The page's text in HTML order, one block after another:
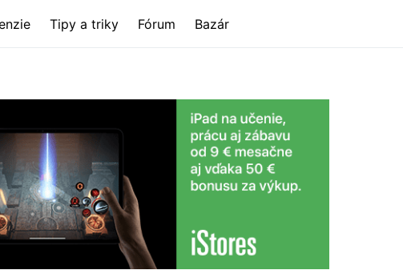
Tipy a triky Fórum Bazár